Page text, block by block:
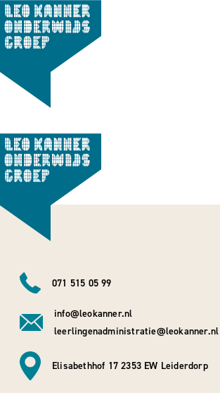
071 515 05 99
info@leokanner.nl
leerlingenadministratie@leokanner.nl
Elisabethhof 17 2353 EW Leiderdorp